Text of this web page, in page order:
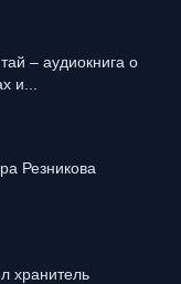
– аудиокнига о
и...
Резникова
хранитель